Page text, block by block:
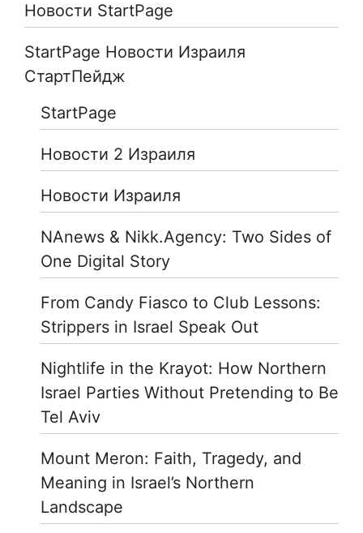
Новости StartPage
StartPage Новости Израиля
СтартПейдж
StartPage
Новости 2 Израиля
Новости Израиля
NAnews & Nikk.Agency: Two Sides of
One Digital Story
From Candy Fiasco to Club Lessons:
Strippers in Israel Speak Out
Nightlife in the Krayot: How Northern
Israel Parties Without Pretending to Be
Tel Aviv
Mount Meron: Faith, Tragedy, and
Meaning in Israel’s Northern
Landscape